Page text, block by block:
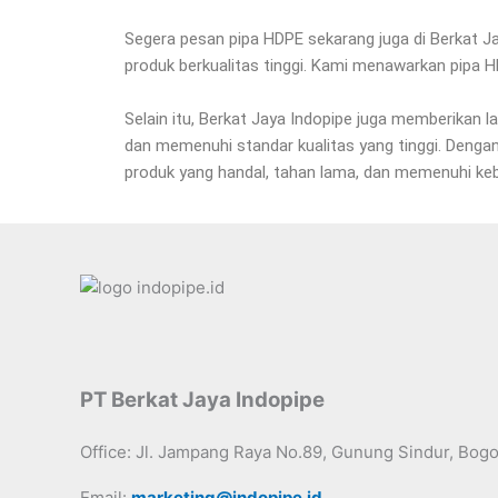
Segera pesan pipa HDPE sekarang juga di Berkat
produk berkualitas tinggi. Kami menawarkan pipa
Selain itu, Berkat Jaya Indopipe juga
dan memenuhi standar kualitas yang tinggi.
produk yang handal, tahan lama, dan memenuhi
PT Berkat Jaya Indopipe
Office: Jl. Jampang Raya No.89, Gunung Sindur,